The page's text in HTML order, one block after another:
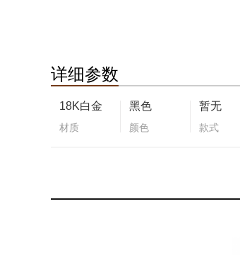
详细参数
18K白金
材质
黑色
颜色
暂无
款式